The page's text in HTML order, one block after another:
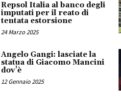
Repsol Italia al banco degli
imputati per il reato di
tentata estorsione
24 Marzo 2025
Angelo Gangi: lasciate la
statua di Giacomo Mancini
dov’è
12 Gennaio 2025